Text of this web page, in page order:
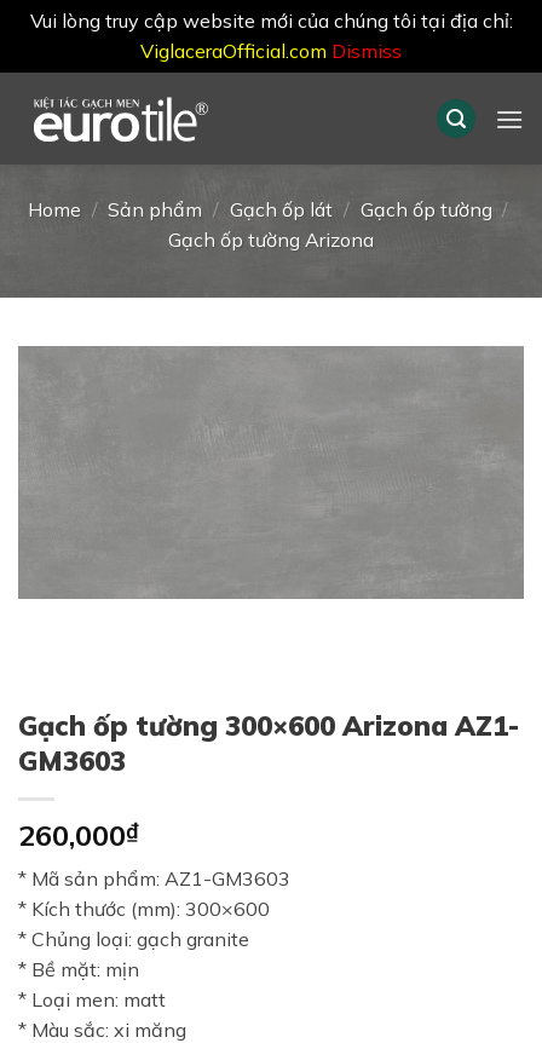
Vui lòng truy cập website mới của chúng tôi tại địa chỉ:
ViglaceraOfficial.com Dismiss
content
Home / Sản phẩm / Gạch ốp lát / Gạch ốp tường /
Gạch ốp tường Arizona
Gạch ốp tường 300×600 Arizona AZ1-
GM3603
260,000₫
* Mã sản phẩm: AZ1-GM3603
* Kích thước (mm): 300×600
* Chủng loại: gạch granite
* Bề mặt: mịn
* Loại men: matt
* Màu sắc: xi măng